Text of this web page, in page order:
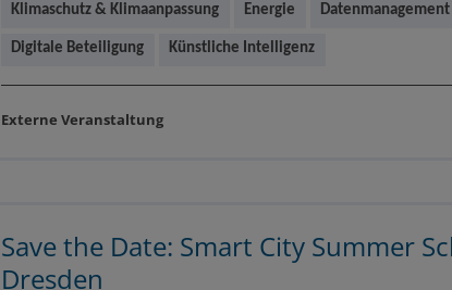
Klimaschutz & Klimaanpassung Energie
Digitale Beteiligung Künstliche Intelligenz
Externe Veranstaltung
Save the Date: Smart City Summer
Dresden